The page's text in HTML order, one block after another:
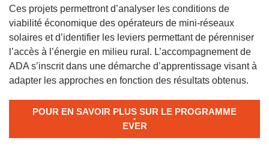
Ces projets permettront d’analyser les conditions de
viabilité économique des opérateurs de mini-réseaux
solaires et d’identifier les leviers permettant de pérenniser
l’accès à l’énergie en milieu rural. L’accompagnement de
ADA s’inscrit dans une démarche d’apprentissage visant à
adapter les approches en fonction des résultats obtenus.
POUR EN SAVOIR PLUS SUR LE PROGRAMME
EVER